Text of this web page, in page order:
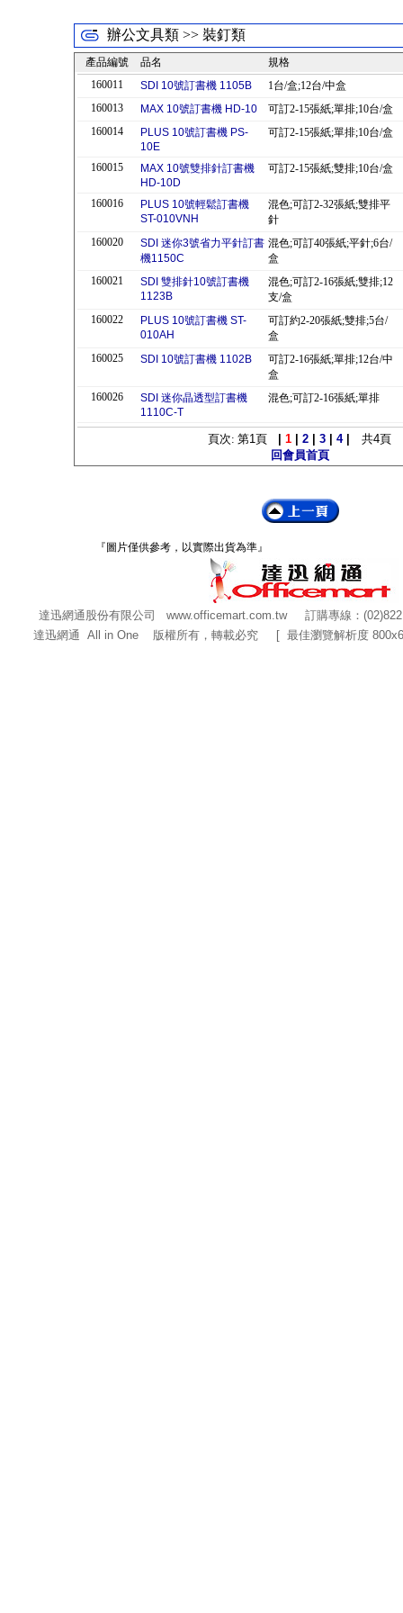
辦公文具類 >> 裝釘類
產品編號 品名
規格
160011
SDI 10號訂書機 1105B
1台/盒;12台/中盒
160013
MAX 10號訂書機 HD-10
可訂2-15張紙;單排;10台/盒
160014
PLUS 10號訂書機 PS-
10E
可訂2-15張紙;單排;10台/盒
160015
MAX 10號雙排針訂書機
HD-10D
可訂2-15張紙;雙排;10台/盒
160016
PLUS 10號輕鬆訂書機
ST-010VNH
混色;可訂2-32張紙;雙排平
針
160020
SDI 迷你3號省力平針訂書
機1150C
混色;可訂40張紙;平針;6台/
盒
160021
SDI 雙排針10號訂書機
1123B
混色;可訂2-16張紙;雙排;12
支/盒
160022
PLUS 10號訂書機 ST-
010AH
可訂約2-20張紙;雙排;5台/
盒
160025
SDI 10號訂書機 1102B
可訂2-16張紙;單排;12台/中
盒
160026
SDI 迷你晶透型訂書機
1110C-T
混色;可訂2-16張紙;單排
頁次: 第1頁 1 2 3 4| 共4頁
回會員首頁
『圖片僅供參考，以實際出貨為準』
達迅網通股份有限公司 www.officemart.com.tw訂購專線：
達迅網通 All in One 版權所有，轉載必究 [ 最佳瀏覽解析度